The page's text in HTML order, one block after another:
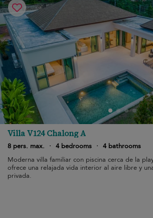
Villa V124 Chalong A
8 pers. max.
· 4 bedrooms · 4 bathrooms
Moderna villa familiar con piscina cerca de la
ofrece una relajada vida interior al aire libre y
privada.